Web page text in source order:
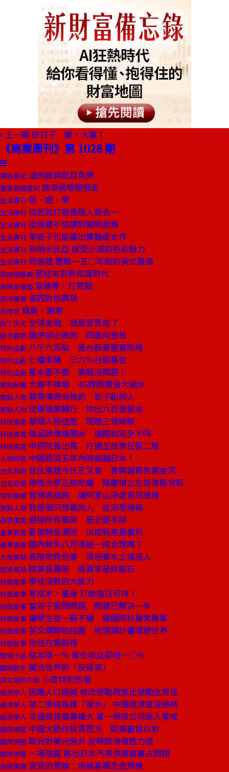
上一期 好日子 變，大贏！
《商業周刊》第 1028 期
饕姊食記 滷肉飯與虱目魚粥
董事長嬉遊記 推車過橋慢慢走
生活專刊 新‧遊‧學
生活專刊 從匠氣打鼓進階人鼓合一
生活專刊 從肢體不協調到聞樂起舞
生活專刊 零底子也能畫出驚豔處女作
生活專刊 到納米比亞 感受沙漠的色彩魅力
生活專刊 到高雄 體驗一五○年前的英式風情
客座總編輯 歡迎來到新知識時代
商場自慢塾 紮硬寨，打死戰
星河隨筆 東西對抗再現
去梯言 扁扁‧謝謝
馬丁沃夫 全球金融 該居安思危了
房市觀察 購併前必做的 四面向查核
特別企劃 八千六百點 是台股最堅實防線
特別企劃 七檔季賺 三六％台股基金
特別企劃 基本面不變 美股沒問題！
焦點新聞 大廠不捧場 4G釋照價值大縮水
焦點人物 蘋果傳奇背後的 影子創辦人
焦點人物 從養殖業轉行 拚出六百億營收
科技風雲 華碩入股佳能 現賺三億嫁妝
科技風雲 做品牌像燒開水 燒開就完全不同
科技風雲 中研院長出馬 打通生技業任督二脈
人物特寫 中國經濟五年內將超越日本！
台北耳語 昔比梟雄今比王又曾 曹興誠再告謝金河
台北耳語 捍衛光學正統吃癟 陳慶棋立志掛港股雪恥
特別報導 寬頻高速路 讓阿里山深處資訊連線
焦點人物 我是個只想贏的人 從沒想過輸
產業風雲 避掉所有風險 是必要手段
產業風雲 愛彼錶反潮流 以控制產量獲利
產業風雲 國內鮮乳八月漲逾一成合理嗎？
大陸焦點 高階挖角但書 須培養本土接班人
投資焦點 歐美長壽險 高費率是絆腳石
封面故事 學校沒教的大能力
封面故事 零成本、量身 訂做指日可待！
封面故事 當孩子會問問題 問題已解決一半
封面故事 讓學生從一竅不通 變國際科展常勝軍
封面故事 英文課聊柏拉圖 地理課計畫環遊世界
封面故事 他住在電腦裡
管理小品 成本降一％ 單位收益卻增一○％
關鍵數字 魔法世界的「反經濟」
英文無所不談 小眾特別市場
經濟學人 因應人口縮減 修改勞動政策比鼓勵生育佳
經濟學人 第二季成長遭「灌水」 中國經濟還沒過熱
經濟學人 次級房貸風暴擴大 單一保險公司進入警戒
國際視窗 中國大動作投資西方 歐美審慎以對
國際視窗 歐元對美元急升 反映歐洲復甦力道
國際視窗 一場強震 震出日本汽車供應鏈寡占問題
商周書摘 波音的豪賭：用維基概念造飛機